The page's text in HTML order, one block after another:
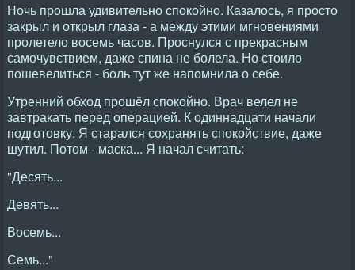
Ночь прошла удивительно спокойно. Казалось, я просто
закрыл и открыл глаза - а между этими мгновениями
пролетело восемь часов. Проснулся с прекрасным
самочувствием, даже спина не болела. Но стоило
пошевелиться - боль тут же напомнила о себе.
Утренний обход прошёл спокойно. Врач велел не
завтракать перед операцией. К одиннадцати начали
подготовку. Я старался сохранять спокойствие, даже
шутил. Потом - маска... Я начал считать:
"Десять...
Девять...
Восемь...
Семь..."